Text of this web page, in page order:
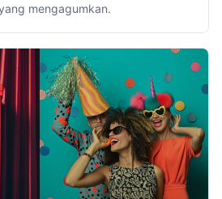
mengagumkan.